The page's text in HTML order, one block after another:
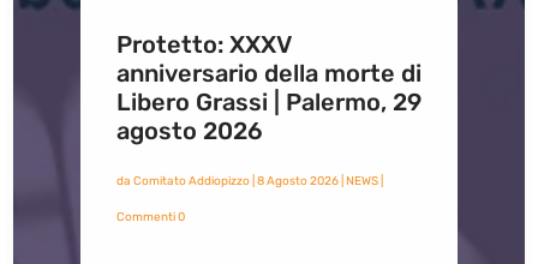
Protetto: XXXV
anniversario della morte di
Libero Grassi | Palermo, 29
agosto 2026
da Comitato Addiopizzo| 8 Agosto 2026| NEWS|
Commenti 0